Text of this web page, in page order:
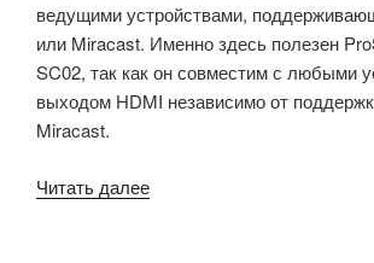
ведущими устройствами,
или Miracast. Именно здесь полезен
SC02, так как он совместим с любыми
выходом HDMI независимо от
Miracast.
Читать далее«ProScreenCast